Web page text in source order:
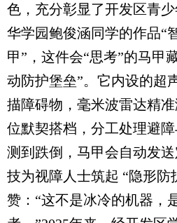
色，充分彰显了开发区青
华学园鲍俊涵同学的作品“
甲”，这件会“思考”的马甲
动防护堡垒”。它内设的超
描障碍物，毫米波雷达精
位默契搭档，分工处理避
测到跌倒，马甲会自动发
技为视障人士筑起 “隐形防
赞：“这不是冰冷的机器，